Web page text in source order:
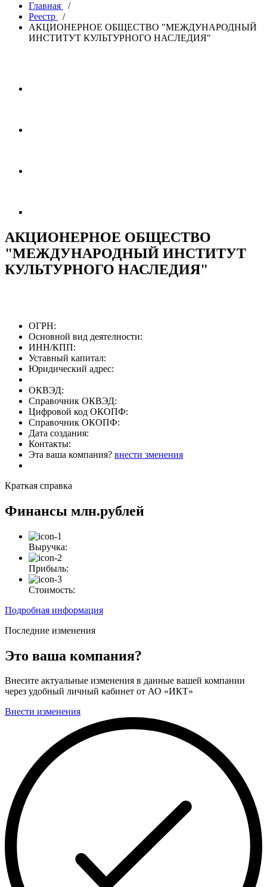
Главная
/
Реестр
/
АКЦИОНЕРНОЕ ОБЩЕСТВО "МЕЖДУНАРОДНЫЙ
ИНСТИТУТ КУЛЬТУРНОГО НАСЛЕДИЯ"
АКЦИОНЕРНОЕ ОБЩЕСТВО
"МЕЖДУНАРОДНЫЙ ИНСТИТУТ
КУЛЬТУРНОГО НАСЛЕДИЯ"
ОГРН:
Основной вид деятелности:
ИНН/КПП:
Уставный капитал:
Юридический адрес:
ОКВЭД:
Справочник ОКВЭД:
Цифровой код ОКОПФ:
Справочник ОКОПФ:
Дата создания:
Контакты:
Эта ваша компания? внести зменения
Краткая справка
Финансы млн.рублей
Выручка:
Прибыль:
Стоимость:
Подробная информация
Последние изменения
Это ваша компания?
Внесите актуальные изменения в данные вашей компании
через удобный личный кабинет от АО «ИКТ»
Внести изменения